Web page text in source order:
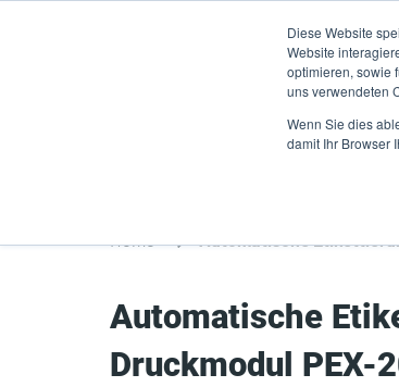
Diese Website
Website
optimieren, sowie
uns verwendeten
Wenn Sie dies
damit Ihr Browser
Home
Automatische
Druckmodul PEX-